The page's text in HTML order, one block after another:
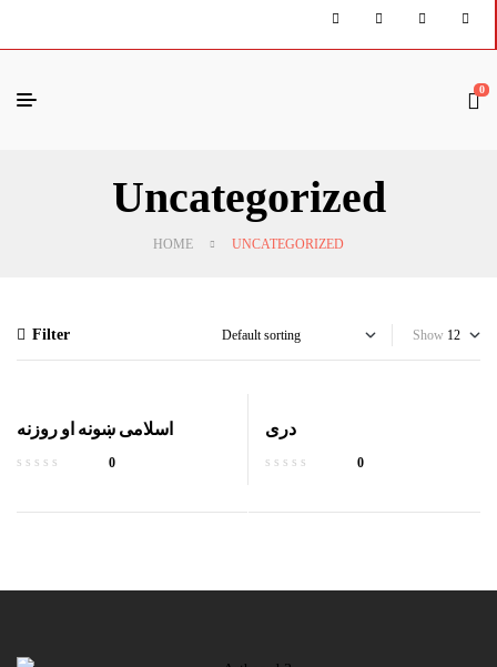
0
Uncategorized
HOME UNCATEGORIZED
Filter Show
اسلامی ښونه او روزنه
0
دری
0